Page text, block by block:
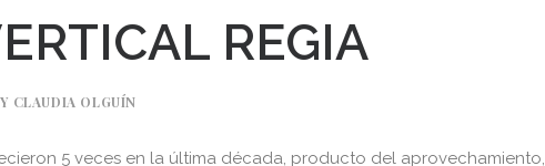
REGIA
CLAUDIA OLGUÍN
5 veces en la última década, producto del aprovechamiento,